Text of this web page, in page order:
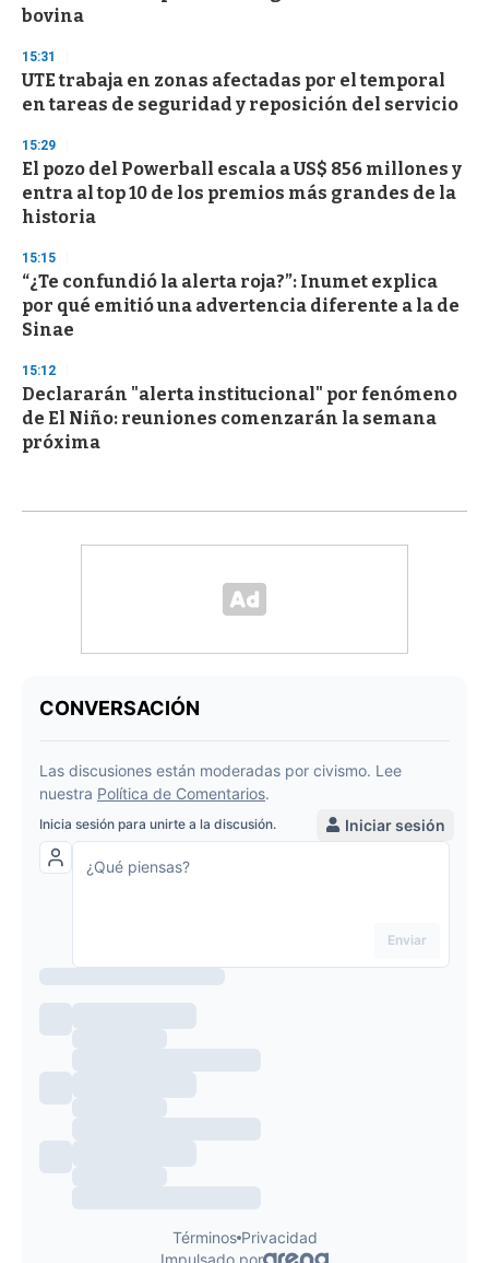
bovina
15:31
UTE trabaja en zonas afectadas por el temporal
en tareas de seguridad y reposición del servicio
15:29
El pozo del Powerball escala a US$ 856 millones y
entra al top 10 de los premios más grandes de la
historia
15:15
“¿Te confundió la alerta roja?”: Inumet explica
por qué emitió una advertencia diferente a la de
Sinae
15:12
Declararán "alerta institucional" por fenómeno
de El Niño: reuniones comenzarán la semana
próxima